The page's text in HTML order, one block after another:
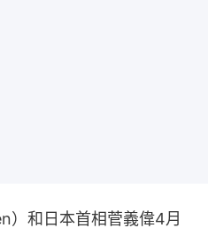
）和日本首相菅義偉4月